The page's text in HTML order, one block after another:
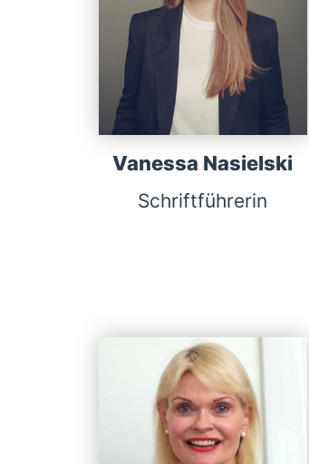
Vanessa Nasielski
Schriftführerin